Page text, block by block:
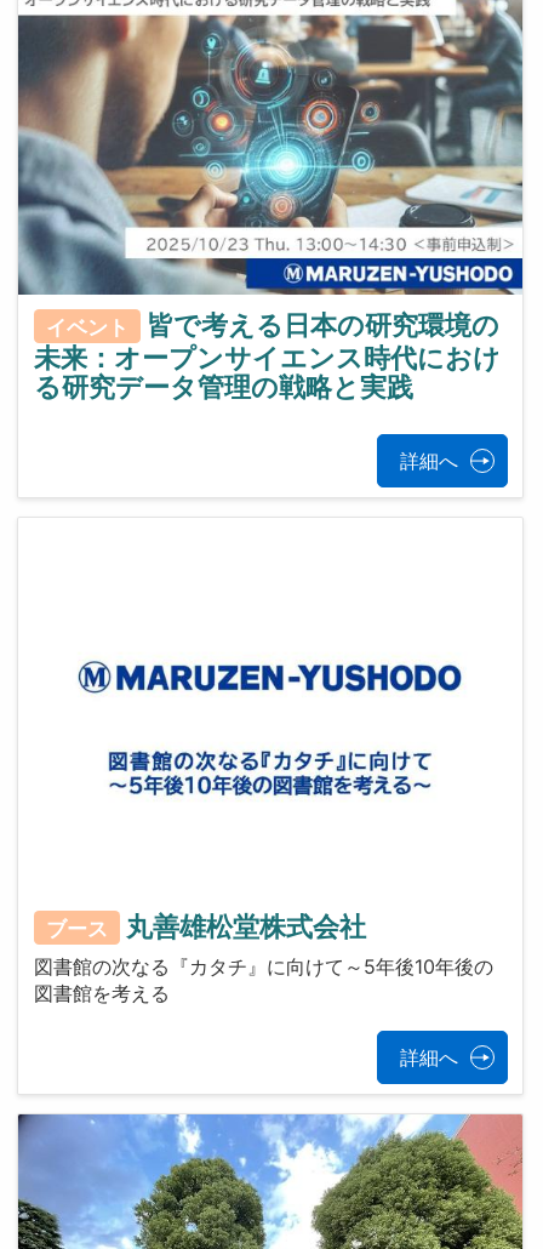
イベント
皆で考える日本の研究環境の
未来：オープンサイエンス時代におけ
る研究データ管理の戦略と実践
詳細へ
ブース 丸善雄松堂株式会社
図書館の次なる『カタチ』に向けて～5年後10年後の
図書館を考える
詳細へ